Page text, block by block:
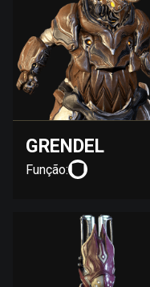
GRENDEL
Função: